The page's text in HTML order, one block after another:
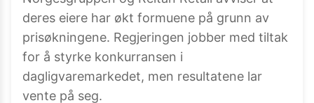
deres eiere har økt formuene på grunn av
prisøkningene. Regjeringen jobber med tiltak
for å styrke konkurransen i
dagligvaremarkedet, men resultatene lar
vente på seg.